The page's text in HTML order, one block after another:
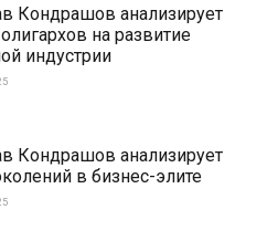
Кондрашов анализирует
на развитие
индустрии
Кондрашов анализирует
в бизнес-элите